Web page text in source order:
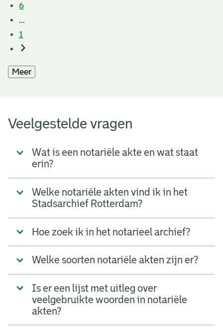
6
...
1
Meer
Veelgestelde vragen
Wat is een notariële akte en wat staat
erin?
Welke notariële akten vind ik in het
Stadsarchief Rotterdam?
Hoe zoek ik in het notarieel archief?
Welke soorten notariële akten zijn er?
Is er een lijst met uitleg over
veelgebruikte woorden in notariële
akten?